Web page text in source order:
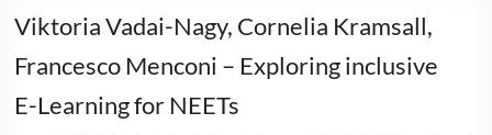
berufsbezogene
Viktoria Vadai-Nagy, Cornelia Kramsall,
Francesco Menconi – Exploring inclusive
E-Learning for NEETs